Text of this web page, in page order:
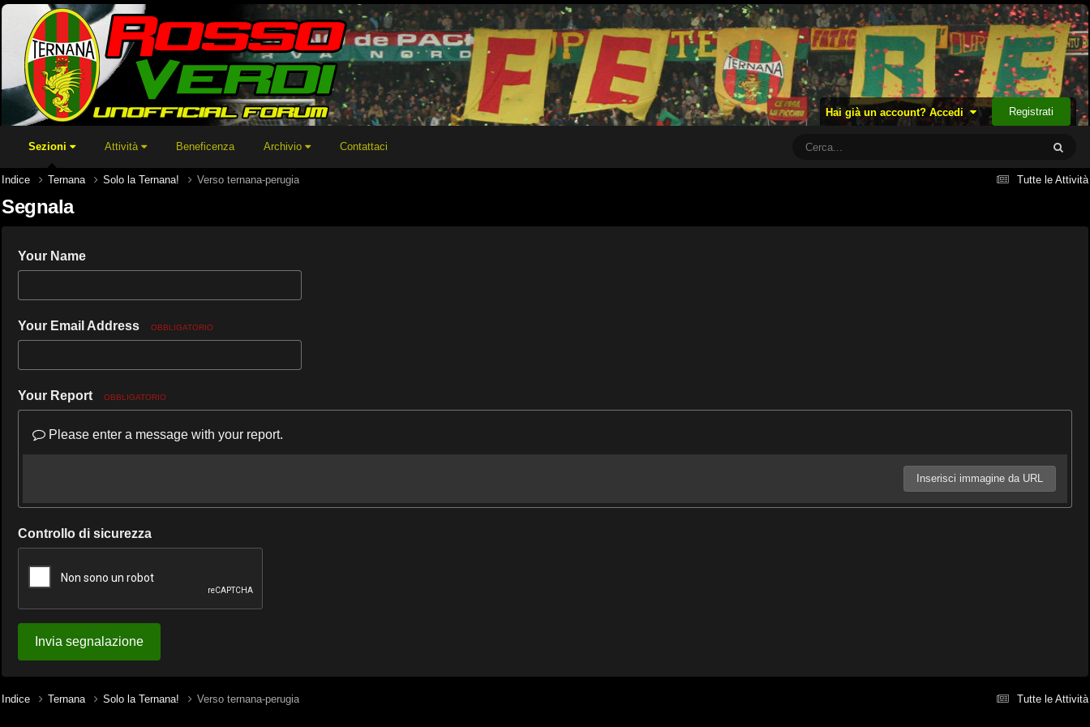
Hai già un account? Accedi Registrati
Sezioni Attività Beneficenza Archivio Contattaci
Tutte le Attività
Indice Ternana Solo la Ternana! Verso ternana-perugia
Segnala
Your Name
Your Email Address OBBLIGATORIO
Your Report OBBLIGATORIO
Please enter a message with your report.
Inserisci immagine da URL
Controllo di sicurezza
Invia segnalazione
Tutte le Attività
Indice Ternana Solo la Ternana! Verso ternana-perugia